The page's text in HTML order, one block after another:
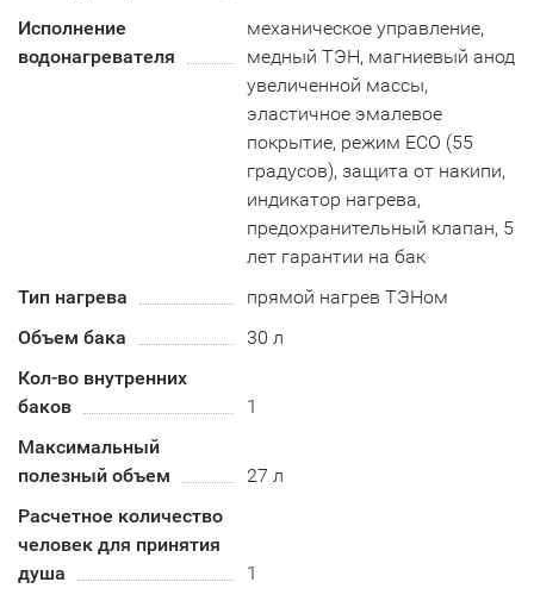
Исполнение
водонагревателя
механическое управление,
медный ТЭН, магниевый анод
увеличенной массы,
эластичное эмалевое
покрытие, режим ECO (55
градусов), защита от накипи,
индикатор нагрева,
предохранительный клапан, 5
лет гарантии на бак
Тип нагрева
прямой нагрев ТЭНом
Объем бака
30 л
Кол-во внутренних
баков
1
Максимальный
полезный объем
27 л
Расчетное количество
человек для принятия
душа
1